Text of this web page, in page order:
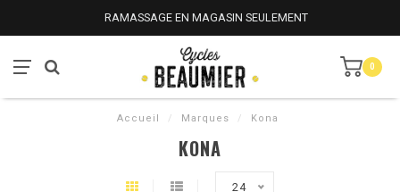
RAMASSAGE EN MAGASIN SEULEMENT
0
Accueil / Marques / Kona
KONA
24